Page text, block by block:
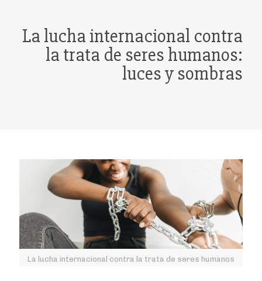
La lucha internacional contra
la trata de seres humanos:
luces y sombras
La lucha internacional contra la trata de seres humanos